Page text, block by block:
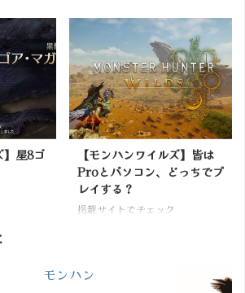
】星8ゴ
【モンハンワイルズ】皆は
Proとパソコン、どっちでプ
レイする？
掲載サイトでチェック